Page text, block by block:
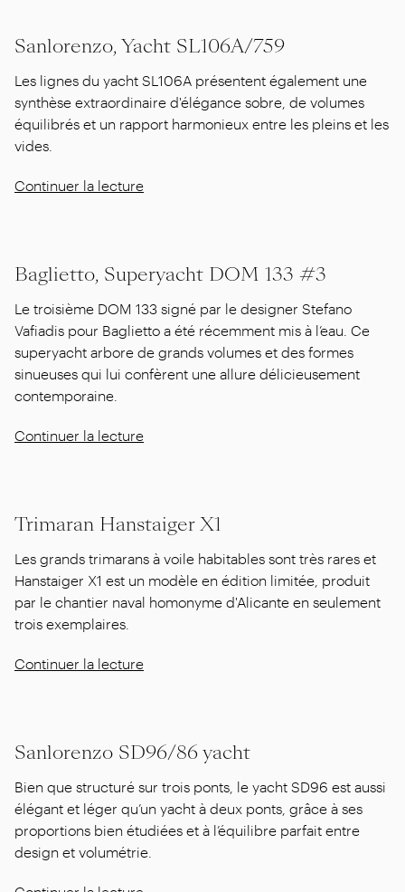
Sanlorenzo, Yacht SL106A/759
Les lignes du yacht SL106A présentent également une
synthèse extraordinaire d'élégance sobre, de volumes
équilibrés et un rapport harmonieux entre les pleins et les
vides.
Continuer la lecture
Baglietto, Superyacht DOM 133 #3
Le troisième DOM 133 signé par le designer Stefano
Vafiadis pour Baglietto a été récemment mis à l’eau. Ce
superyacht arbore de grands volumes et des formes
sinueuses qui lui confèrent une allure délicieusement
contemporaine.
Continuer la lecture
Trimaran Hanstaiger X1
Les grands trimarans à voile habitables sont très rares et
Hanstaiger X1 est un modèle en édition limitée, produit
par le chantier naval homonyme d'Alicante en seulement
trois exemplaires.
Continuer la lecture
Sanlorenzo SD96/86 yacht
Bien que structuré sur trois ponts, le yacht SD96 est aussi
élégant et léger qu’un yacht à deux ponts, grâce à ses
proportions bien étudiées et à l’équilibre parfait entre
design et volumétrie.